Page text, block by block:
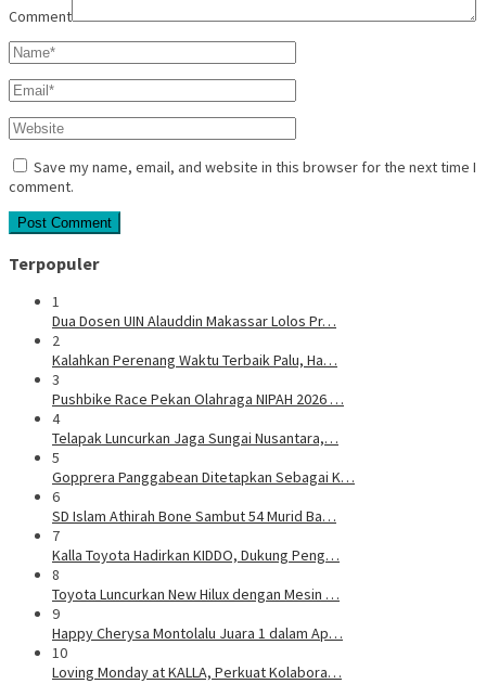
Comment
Save my name, email, and website in this browser for the next time I
comment.
Terpopuler
1
Dua Dosen UIN Alauddin Makassar Lolos Pr…
2
Kalahkan Perenang Waktu Terbaik Palu, Ha…
3
Pushbike Race Pekan Olahraga NIPAH 2026 …
4
Telapak Luncurkan Jaga Sungai Nusantara,…
5
Gopprera Panggabean Ditetapkan Sebagai K…
6
SD Islam Athirah Bone Sambut 54 Murid Ba…
7
Kalla Toyota Hadirkan KIDDO, Dukung Peng…
8
Toyota Luncurkan New Hilux dengan Mesin …
9
Happy Cherysa Montolalu Juara 1 dalam Ap…
10
Loving Monday at KALLA, Perkuat Kolabora…